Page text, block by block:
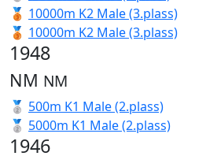
🥉 10000m K2 Male (3.plass)
🥉 10000m K2 Male (3.plass)
1948
NM NM
🥈 500m K1 Male (2.plass)
🥈 5000m K1 Male (2.plass)
1946